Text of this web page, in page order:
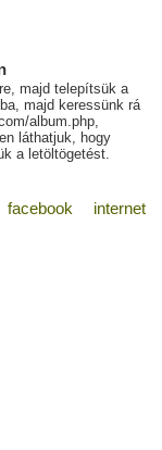
majd telepítsük a
majd keressünk rá
album.php,
láthatjuk, hogy
a letöltögetést.
facebook
internet